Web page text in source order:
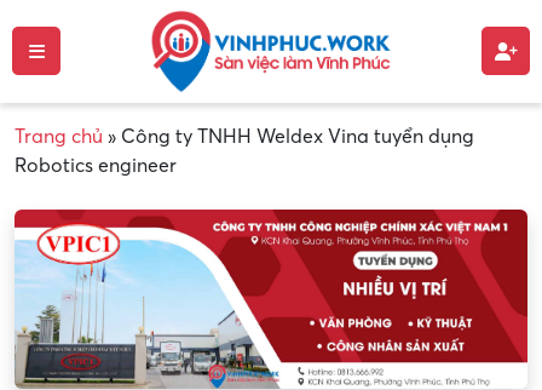
Trang chủ » Công ty TNHH Weldex Vina tuyển dụng
Robotics engineer